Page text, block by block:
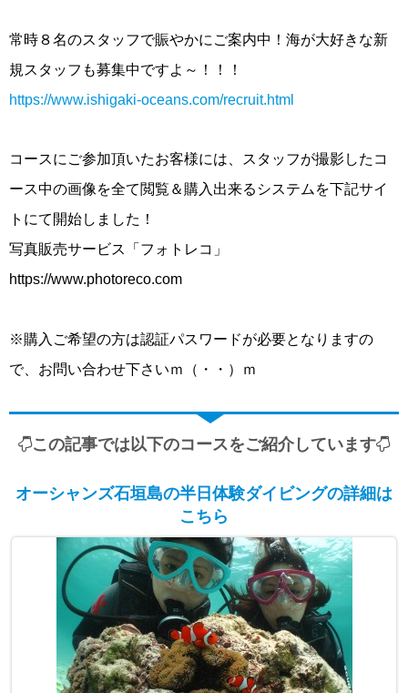
常時８名のスタッフで賑やかにご案内中！海が大好きな新
規スタッフも募集中ですよ～！！！
https://www.ishigaki-oceans.com/recruit.html
コースにご参加頂いたお客様には、スタッフが撮影したコ
ース中の画像を全て閲覧＆購入出来るシステムを下記サイ
トにて開始しました！
写真販売サービス「フォトレコ」
https://www.photoreco.com
※購入ご希望の方は認証パスワードが必要となりますの
で、お問い合わせ下さいｍ（・・）ｍ
この記事では以下のコースをご紹介しています
オーシャンズ石垣島の半日体験ダイビングの詳細は
こちら